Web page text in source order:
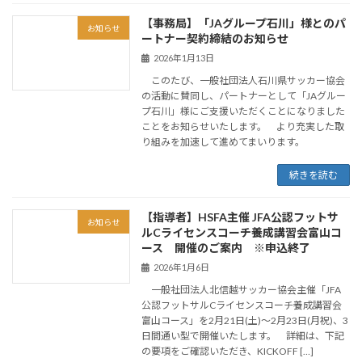
お知らせ
【事務局】「JAグループ石川」様とのパ
ートナー契約締結のお知らせ
2026年1月13日
このたび、一般社団法人石川県サッカー協会
の活動に賛同し、パートナーとして「JAグルー
プ石川」様にご支援いただくことになりました
ことをお知らせいたします。 より充実した取
り組みを加速して進めてまいります。
続きを読む
お知らせ
【指導者】HSFA主催 JFA公認フットサ
ルCライセンスコーチ養成講習会富山コ
ース 開催のご案内 ※申込終了
2026年1月6日
一般社団法人北信越サッカー協会主催「JFA
公認フットサルCライセンスコーチ養成講習会
富山コース」を2月21日(土)～2月23日(月祝)、3
日間通い型で開催いたします。 詳細は、下記
の要項をご確認いただき、KICKOFF […]